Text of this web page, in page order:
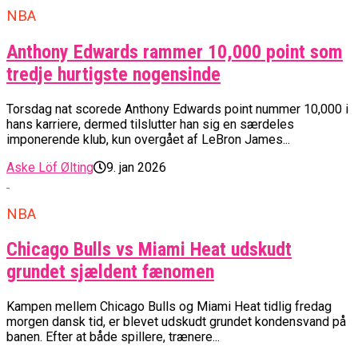
NBA
Anthony Edwards rammer 10,000 point som
tredje hurtigste nogensinde
Torsdag nat scorede Anthony Edwards point nummer 10,000 i
hans karriere, dermed tilslutter han sig en særdeles
imponerende klub, kun overgået af LeBron James...
Aske Löf Ølting
9. jan 2026
NBA
Chicago Bulls vs Miami Heat udskudt
grundet sjældent fænomen
Kampen mellem Chicago Bulls og Miami Heat tidlig fredag
morgen dansk tid, er blevet udskudt grundet kondensvand på
banen. Efter at både spillere, trænere...